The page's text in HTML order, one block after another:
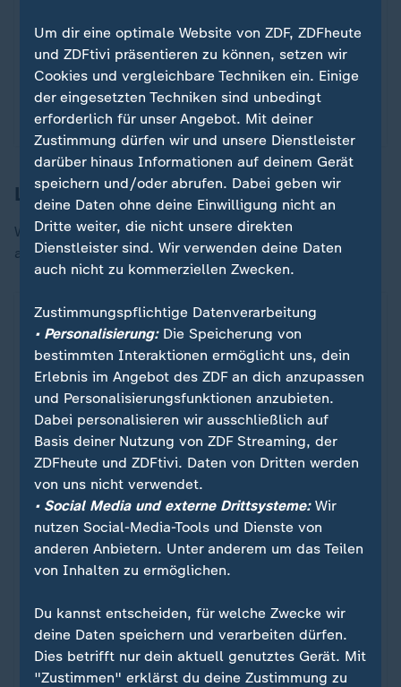
Infografiken anzeigen
Datenschutzeinstellungen anpassen
Landesweites Ergebnis in Brandenburg
Wie die Bundestagswahl in Brandenburg insgesamt
ausgegangen ist, sehen Sie in folgender Grafik.
Landesweites Ergebnis in Brandenburg
ZDFheute Infografik
Ein Klick für den Datenschutz
Für die Darstellung von ZDFheute Infografiken
nutzen wir die Software von Datawrapper. Erst
wenn Sie hier klicken, werden die Grafiken
nachgeladen. Ihre IP-Adresse wird dabei an
externe Server von Datawrapper übertragen.
Über den Datenschutz von Datawrapper
können Sie sich auf der Seite des Anbieters
informieren. Um Ihre künftigen Besuche zu
denDatenschutzeinstellungen. Ihre
Zustimmung können Sie im Bereich „Meine
News“ jederzeit widerrufen.
Um dir eine optimale Website von ZDF, ZDFheute
und ZDFtivi präsentieren zu können, setzen wir
Cookies und vergleichbare Techniken ein. Einige
der eingesetzten Techniken sind unbedingt
erforderlich für unser Angebot. Mit deiner
Zustimmung dürfen wir und unsere Dienstleister
darüber hinaus Informationen auf deinem Gerät
speichern und/oder abrufen. Dabei geben wir
deine Daten ohne deine Einwilligung nicht an
Dritte weiter, die nicht unsere direkten
Dienstleister sind. Wir verwenden deine Daten
auch nicht zu kommerziellen Zwecken.
Zustimmungspflichtige Datenverarbeitung
• Personalisierung:Die Speicherung von
bestimmten Interaktionen ermöglicht uns, dein
Erlebnis im Angebot des ZDF an dich anzupassen
und Personalisierungsfunktionen anzubieten.
Dabei personalisieren wir ausschließlich auf
Basis deiner Nutzung von ZDF Streaming, der
ZDFheute und ZDFtivi. Daten von Dritten werden
von uns nicht verwendet.
• Social Media und externe Drittsysteme:Wir
nutzen Social-Media-Tools und Dienste von
anderen Anbietern. Unter anderem um das Teilen
von Inhalten zu ermöglichen.
Du kannst entscheiden, für welche Zwecke wir
deine Daten speichern und verarbeiten dürfen.
Dies betrifft nur dein aktuell genutztes Gerät. Mit
"Zustimmen" erklärst du deine Zustimmung zu